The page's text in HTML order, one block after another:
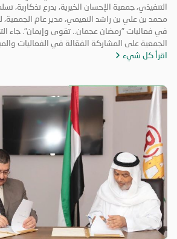
التنفيذي، جمعية الإحسان الخيرية، بدرع تذكارية،
محمد بن علي بن راشد النعيمي، مدير عام
في فعاليات "رمضان عجمان.. تقوى وإيمان". جاء
الجمعية على المشاركة الفعّالة في الفعاليات
مضافة تعود على المجتمع بالخير والنفع، وهو ما
وواجبها تجاه الإمارة؛ إذ قامت برعاية ذهبية
والمبادرات الدينية والاجتماعية المتنوعة التي
المبارك، انسجاماً مع نهج الخير والعطاء الذي تتبناه
وتعزيزاً لمكانة الإمارة وإبراز دورها في نشر قيم
الفضيل.
اقرأ كل شيء